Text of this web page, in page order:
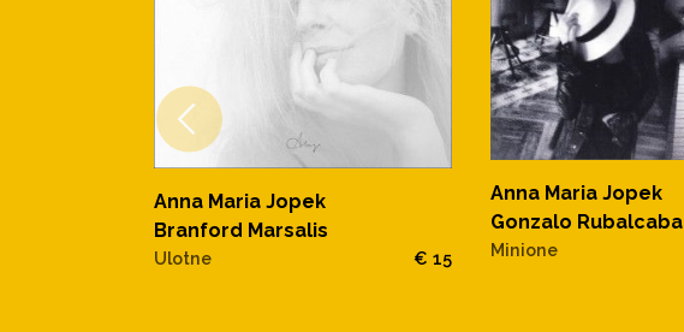
Anna Maria Jopek
Branford Marsalis
Ulotne € 15
Anna Maria Jopek
Gonzalo Rubalcaba
Minione